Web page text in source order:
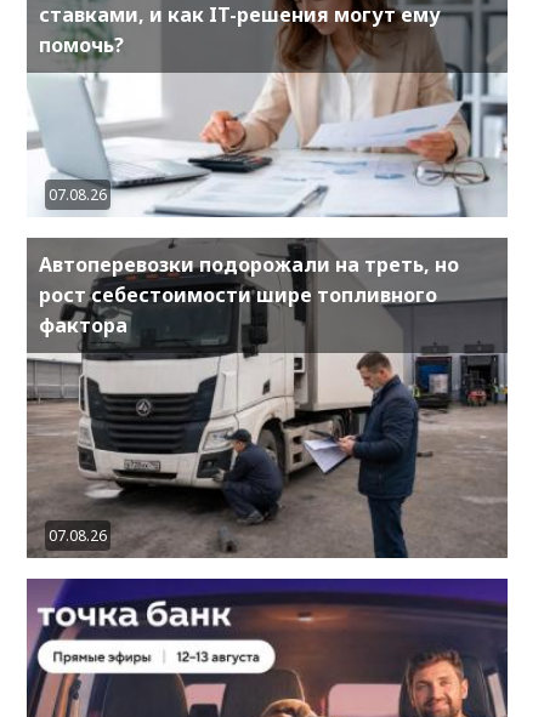
ставками, и как IT-решения могут ему
помочь?
07.08.26
Автоперевозки подорожали на треть, но
рост себестоимости шире топливного
фактора
07.08.26